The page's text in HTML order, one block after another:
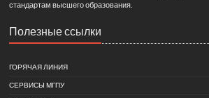
стандартам высшего образования.
Полезные ссылки
ГОРЯЧАЯ ЛИНИЯ
СЕРВИСЫ МГПУ